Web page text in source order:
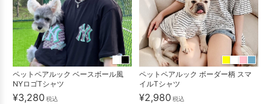
ペットペアルック ベースボール風
NYロゴTシャツ
¥3,280 税込
ペットペアルック ボーダー柄 スマ
イルTシャツ
¥2,980 税込